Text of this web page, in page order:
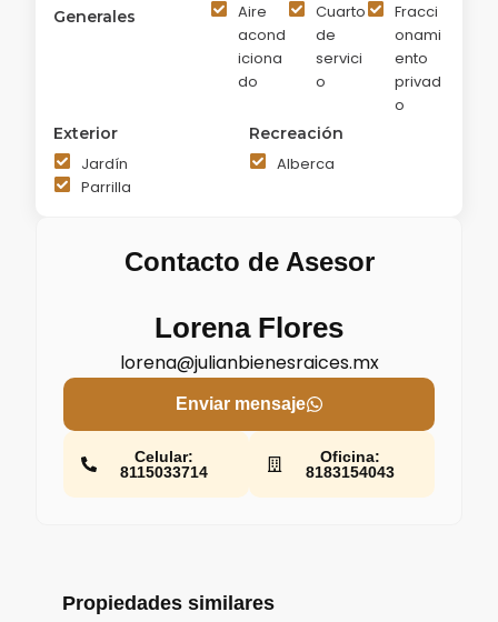
Generales
Aire
acond
iciona
do
Cuarto
de
servici
o
Fracci
onami
ento
privad
o
Exterior
Jardín
Parrilla
Recreación
Alberca
Contacto de Asesor
Lorena Flores
lorena@julianbienesraices.mx
Enviar mensaje
Celular:
8115033714
Oficina:
8183154043
Propiedades similares